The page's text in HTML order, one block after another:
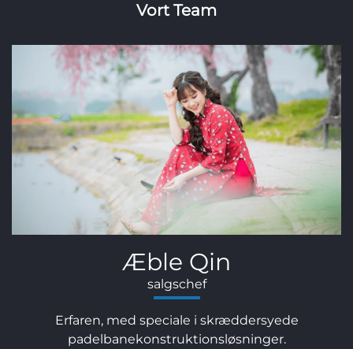
Vort Team
Samuel Zhang
salgschef
Ekspertise på området, der sikrer rettidig og
projektleverance af høj kvalitet.